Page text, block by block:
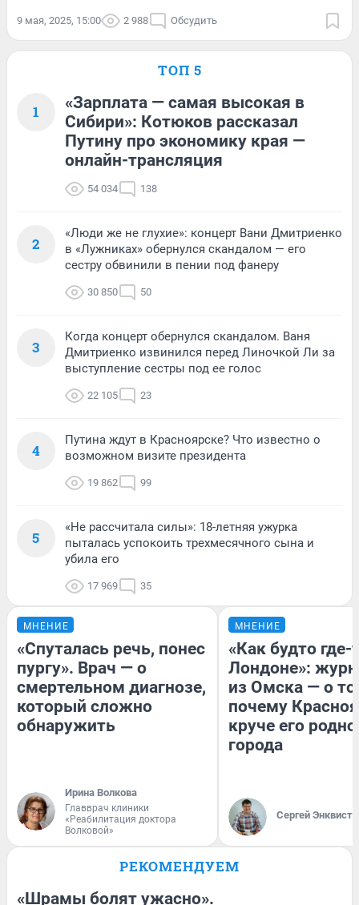
9 мая, 2025, 15:00 2 988 Обсудить
ТОП 5
1
«Зарплата — самая высокая в
Сибири»: Котюков рассказал
Путину про экономику края —
онлайн-трансляция
54 034 138
2
«Люди же не глухие»: концерт Вани Дмитриенко
в «Лужниках» обернулся скандалом — его
сестру обвинили в пении под фанеру
30 850 50
3
Когда концерт обернулся скандалом. Ваня
Дмитриенко извинился перед Линочкой Ли за
выступление сестры под ее голос
22 105 23
4
Путина ждут в Красноярске? Что известно о
возможном визите президента
19 862 99
5
«Не рассчитала силы»: 18-летняя ужурка
пыталась успокоить трехмесячного сына и
убила его
17 969 35
МНЕНИЕ
«Спуталась речь, понес
пургу». Врач — о
смертельном диагнозе,
который сложно
обнаружить
Ирина Волкова
Главврач клиники
«Реабилитация доктора
Волковой»
МНЕНИЕ
«Как будто где-
Лондоне»:
из Омска — о
почему
круче его
города
Сергей Энквист
РЕКОМЕНДУЕМ
«Шрамы болят ужасно».